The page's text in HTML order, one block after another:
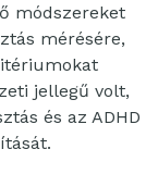
módszereket
mérésére,
jellegű volt,
és az ADHD